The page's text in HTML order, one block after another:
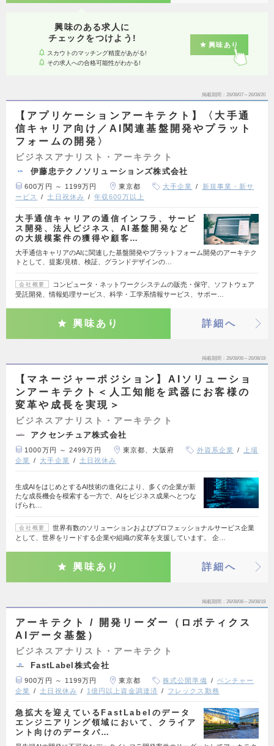
興味のある求人に
チェックをつけよう!
スカウトのマッチング精度があがる!
その求人への合格可能性がわかる!
興味あり
掲載期間 26/08/07～26/08/20
【アプリケーションアーキテクト】〈大手通
信キャリア向け／AI関連基盤開発やプラット
フォームの開発〉
ビジネスアナリスト・アーキテクト
伊藤忠テクノソリューションズ株式会社
600万円 ～ 1199万円 東京都 大手企業
新規事業・新サ
ービス
土日祝休み 年収600万以上
大手通信キャリアの通信インフラ、サービ
ス開発、法人ビジネス、AI基盤開発など
の大規模案件の獲得や顧客…
大手通信キャリアのAIに関連した基盤開発やプラットフォーム開発のアーキテク
トとして、提案/見積、検証、グランドデザインの…
会社概要
コンピュータ・ネットワークシステムの販売・保守、ソフトウェア
受託開発、情報処理サービス、科学・工学系情報サービス、サポー…
興味あり 詳細へ
掲載期間 26/08/06～26/08/19
【マネージャーポジション】AIソリューショ
ンアーキテクト＜人工知能を武器にお客様の
変革や成長を実現＞
ビジネスアナリスト・アーキテクト
アクセンチュア株式会社
1000万円 ～ 2499万円 東京都、大阪府 外資系企業
上場
企業
大手企業 土日祝休み
生成AIをはじめとするAI技術の進化により、多くの企業が新
たな成長機会を模索する一方で、AIをビジネス成果へとつな
げられ…
会社概要
世界有数のソリューションおよびプロフェッショナルサービス企業
として、世界をリードする企業や組織の変革を支援しています。 企…
興味あり 詳細へ
掲載期間 26/08/06～26/08/19
アーキテクト / 開発リーダー（ロボティクス
AIデータ基盤）
ビジネスアナリスト・アーキテクト
FastLabel株式会社
900万円 ～ 1199万円 東京都 株式公開準備
ベンチャー
企業
土日祝休み 1億円以上資金調達済 フレックス勤務
急拡大を迎えているFastLabelのデータ
エンジニアリング領域において、クライア
ント向けのデータパ…